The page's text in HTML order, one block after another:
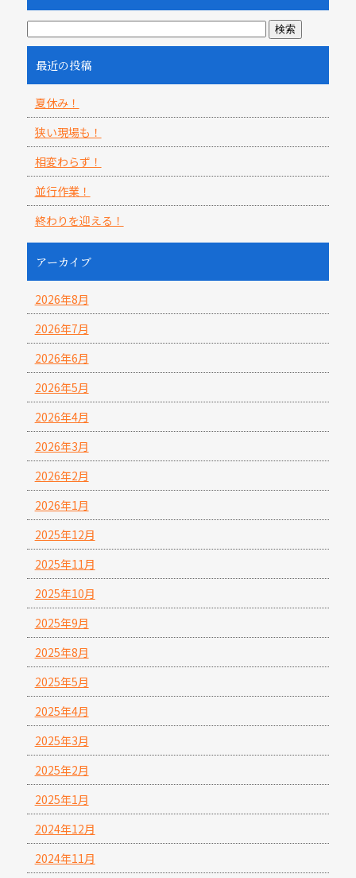
最近の投稿
夏休み！
狭い現場も！
相変わらず！
並行作業！
終わりを迎える！
アーカイブ
2026年8月
2026年7月
2026年6月
2026年5月
2026年4月
2026年3月
2026年2月
2026年1月
2025年12月
2025年11月
2025年10月
2025年9月
2025年8月
2025年5月
2025年4月
2025年3月
2025年2月
2025年1月
2024年12月
2024年11月